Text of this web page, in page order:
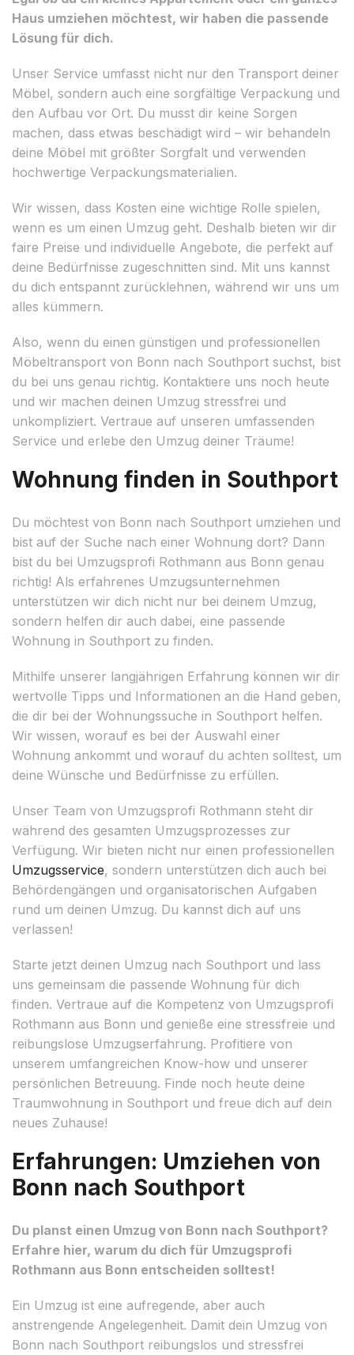
Haus umziehen möchtest, wir haben die passende
Lösung für dich.
Unser Service umfasst nicht nur den Transport deiner
Möbel, sondern auch eine sorgfältige Verpackung und
den Aufbau vor Ort. Du musst dir keine Sorgen
machen, dass etwas beschädigt wird – wir behandeln
deine Möbel mit größter Sorgfalt und verwenden
hochwertige Verpackungsmaterialien.
Wir wissen, dass Kosten eine wichtige Rolle spielen,
wenn es um einen Umzug geht. Deshalb bieten wir dir
faire Preise und individuelle Angebote, die perfekt auf
deine Bedürfnisse zugeschnitten sind. Mit uns kannst
du dich entspannt zurücklehnen, während wir uns um
alles kümmern.
Also, wenn du einen günstigen und professionellen
Möbeltransport von Bonn nach Southport suchst, bist
du bei uns genau richtig. Kontaktiere uns noch heute
und wir machen deinen Umzug stressfrei und
unkompliziert. Vertraue auf unseren umfassenden
Service und erlebe den Umzug deiner Träume!
Wohnung finden in Southport
Du möchtest von Bonn nach Southport umziehen und
bist auf der Suche nach einer Wohnung dort? Dann
bist du bei Umzugsprofi Rothmann aus Bonn genau
richtig! Als erfahrenes Umzugsunternehmen
unterstützen wir dich nicht nur bei deinem Umzug,
sondern helfen dir auch dabei, eine passende
Wohnung in Southport zu finden.
Mithilfe unserer langjährigen Erfahrung können wir dir
wertvolle Tipps und Informationen an die Hand geben,
die dir bei der Wohnungssuche in Southport helfen.
Wir wissen, worauf es bei der Auswahl einer
Wohnung ankommt und worauf du achten solltest, um
deine Wünsche und Bedürfnisse zu erfüllen.
Unser Team von Umzugsprofi Rothmann steht dir
während des gesamten Umzugsprozesses zur
Verfügung. Wir bieten nicht nur einen professionellen
Umzugsservice, sondern unterstützen dich auch bei
Behördengängen und organisatorischen Aufgaben
rund um deinen Umzug. Du kannst dich auf uns
verlassen!
Starte jetzt deinen Umzug nach Southport und lass
uns gemeinsam die passende Wohnung für dich
finden. Vertraue auf die Kompetenz von Umzugsprofi
Rothmann aus Bonn und genieße eine stressfreie und
reibungslose Umzugserfahrung. Profitiere von
unserem umfangreichen Know-how und unserer
persönlichen Betreuung. Finde noch heute deine
Traumwohnung in Southport und freue dich auf dein
neues Zuhause!
Erfahrungen: Umziehen von
Bonn nach Southport
Du planst einen Umzug von Bonn nach Southport?
Erfahre hier, warum du dich für Umzugsprofi
Rothmann aus Bonn entscheiden solltest!
Ein Umzug ist eine aufregende, aber auch
anstrengende Angelegenheit. Damit dein Umzug von
Bonn nach Southport reibungslos und stressfrei